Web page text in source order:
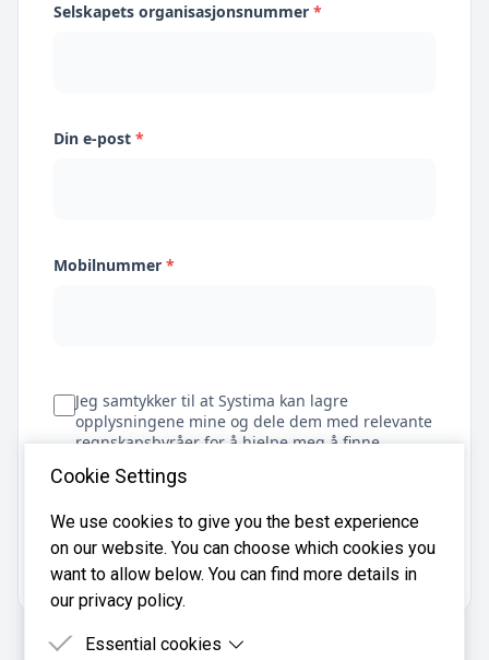
Selskapets organisasjonsnummer *
Din e-post *
Mobilnummer *
Jeg samtykker til at Systima kan lagre
opplysningene mine og dele dem med relevante
regnskapsbyråer for å hjelpe meg å finne
regnskapsfører
Få tilbud
Cookie Settings
We use cookies to give you the best experience
on our website. You can choose which cookies you
want to allow below. You can find more details in
our privacy policy.
Essential cookies